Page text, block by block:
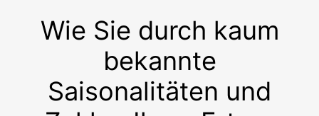
Wie Sie durch kaum
bekannte
Saisonalitäten und